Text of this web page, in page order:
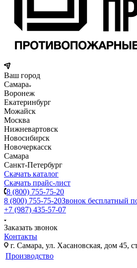
Ваш город
Самара
Воронеж
Екатеринбург
Можайск
Москва
Нижневартовск
Новосибирск
Новочеркасск
Самара
Санкт-Петербург
Скачать каталог
Скачать прайс-лист
8 (800) 755-75-20
8 (800) 755-75-20Звонок бесплатный
+7 (987) 435-57-07
Заказать звонок
Контакты
г. Самара, ул. Хасановская, дом 45,
Производство